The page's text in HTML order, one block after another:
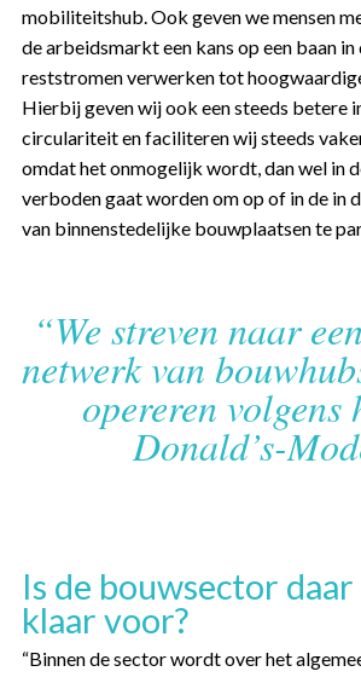
mobiliteitshub. Ook geven we mensen
de arbeidsmarkt een kans op een baan in
reststromen verwerken tot
Hierbij geven wij ook een steeds betere
circulariteit en faciliteren wij steeds
omdat het onmogelijk wordt, dan wel in
verboden gaat worden om op of in de in
van binnenstedelijke bouwplaatsen te
“We streven naar
netwerk van
opereren volgens
Donald’s-
Is de bouwsector
klaar voor?
“Binnen de sector wordt over het